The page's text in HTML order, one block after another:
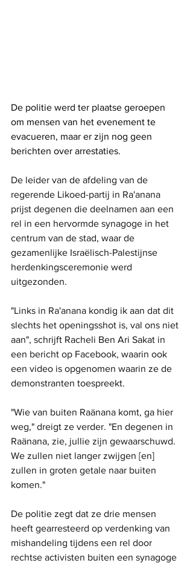
De politie werd ter plaatse geroepen
om mensen van het evenement te
evacueren, maar er zijn nog geen
berichten over arrestaties.
De leider van de afdeling van de
regerende Likoed-partij in Ra'anana
prijst degenen die deelnamen aan een
rel in een hervormde synagoge in het
centrum van de stad, waar de
gezamenlijke Israëlisch-Palestijnse
herdenkingsceremonie werd
uitgezonden.
"Links in Ra'anana kondig ik aan dat dit
slechts het openingsshot is, val ons niet
aan", schrijft Racheli Ben Ari Sakat in
een bericht op Facebook, waarin ook
een video is opgenomen waarin ze de
demonstranten toespreekt.
"Wie van buiten Raänana komt, ga hier
weg," dreigt ze verder. "En degenen in
Raänana, zie, jullie zijn gewaarschuwd.
We zullen niet langer zwijgen [en]
zullen in groten getale naar buiten
komen."
De politie zegt dat ze drie mensen
heeft gearresteerd op verdenking van
mishandeling tijdens een rel door
rechtse activisten buiten een synagoge